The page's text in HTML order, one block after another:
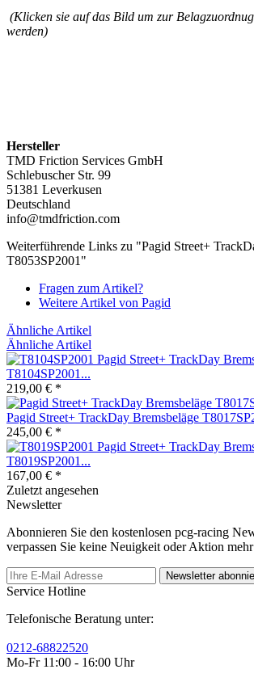
(Klicken sie auf das Bild um zur
werden)
Hersteller
TMD Friction Services GmbH
Schlebuscher Str. 99
51381 Leverkusen
Deutschland
info@tmdfriction.com
Weiterführende Links zu "Pagid Street+
T8053SP2001"
Fragen zum Artikel?
Weitere Artikel von Pagid
Ähnliche Artikel
Ähnliche Artikel
Pagid Street+ TrackDay
T8104SP2001...
219,00 € *
Pagid Street+ TrackDay Bremsbeläge
245,00 € *
Pagid Street+ TrackDay
T8019SP2001...
167,00 € *
Zuletzt angesehen
Newsletter
Abonnieren Sie den kostenlosen pcg-racing
verpassen Sie keine Neuigkeit oder Aktion
Newsletter
Service Hotline
Telefonische Beratung unter:
0212-68822520
Mo-Fr 11:00 - 16:00 Uhr